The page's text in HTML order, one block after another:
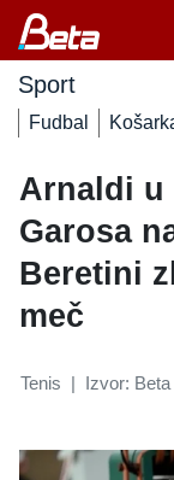
Sport
Fudbal
Arnaldi u
Garosa
Beretini
meč
Tenis | Izvor: Beta